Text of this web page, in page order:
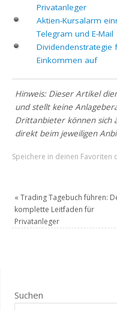
Privatanleger
Aktien-Kursalarm
Telegram und E-Mail
Dividendenstrategie
Einkommen auf
Hinweis: Dieser Artikel
und stellt keine
Drittanbieter können sich
direkt beim jeweiligen
Speichere in deinen Favoriten
« Trading Tagebuch führen:
komplette Leitfaden für
Privatanleger
Suchen